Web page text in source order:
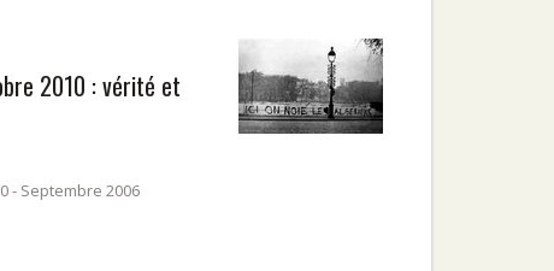
2010 : vérité et
- Septembre 2006